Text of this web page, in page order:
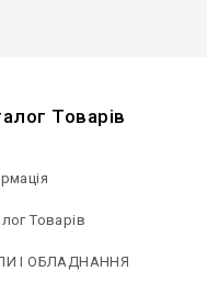
Товарів
Товарів
І ОБЛАДНАННЯ